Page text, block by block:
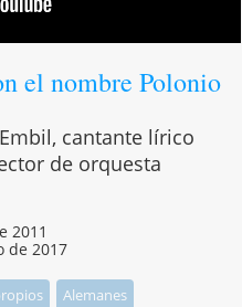
el nombre Polonio
cantante lírico
de orquesta
2011
de 2017
Alemanes